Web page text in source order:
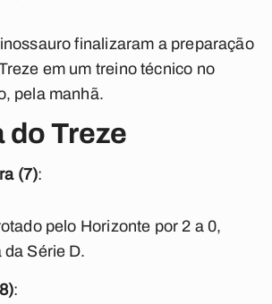
finalizaram a preparação
em um treino técnico no
pela manhã.
do Treze
(7):
pelo Horizonte por 2 a 0,
da Série D.
: